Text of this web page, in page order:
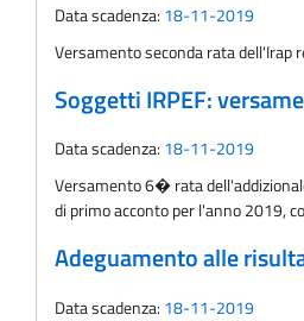
Data scadenza: 18-11-2019
Versamento seconda rata dell'Irap
Soggetti IRPEF:
Data scadenza: 18-11-2019
Versamento 6� rata
di primo acconto per l'anno 2019,
Adeguamento alle
Data scadenza: 18-11-2019